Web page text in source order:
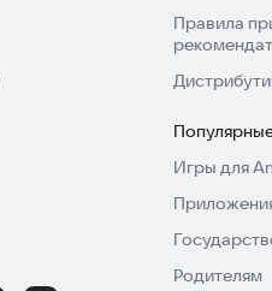
Правила
Игры для
Родителям